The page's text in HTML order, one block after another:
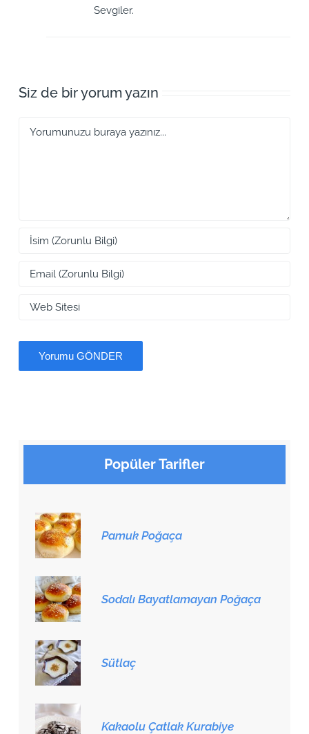
Sevgiler.
Siz de bir yorum yazın
Popüler Tarifler
Pamuk Poğaça
Sodalı Bayatlamayan Poğaça
Sütlaç
Kakaolu Çatlak Kurabiye